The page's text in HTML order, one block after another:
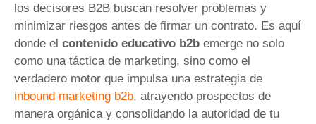
los decisores B2B buscan resolver problemas y
minimizar riesgos antes de firmar un contrato. Es aquí
donde el contenido educativo b2b emerge no solo
como una táctica de marketing, sino como el
verdadero motor que impulsa una estrategia de
inbound marketing b2b, atrayendo prospectos de
manera orgánica y consolidando la autoridad de tu